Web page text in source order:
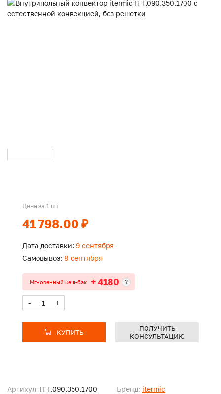
Артикул: ITT.090.350.1700 Бренд: itermic
Цена за 1 шт
41 798.00 ₽
Дата доставки: 9 сентября
Самовывоз: 8 сентября
Мгновенный кеш-бэк + 4180 ?
- +
КУПИТЬ
ПОЛУЧИТЬ
КОНСУЛЬТАЦИЮ